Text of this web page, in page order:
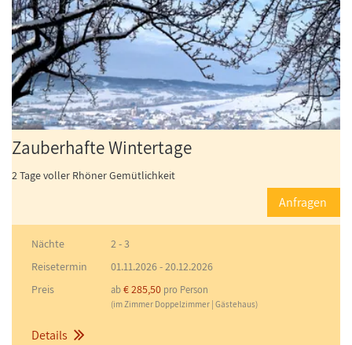
Zauberhafte Wintertage
2 Tage voller Rhöner Gemütlichkeit
Anfragen
Nächte
2 - 3
Reisetermin
01.11.2026-20.12.2026
Preis
ab€ 285,50 pro Person
(im Zimmer Doppelzimmer | Gästehaus)
Details